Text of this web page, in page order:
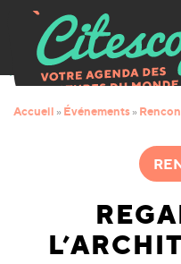
Accueil » Événements »